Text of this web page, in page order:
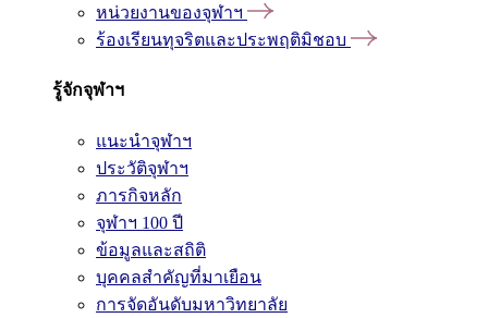
หน่วยงานของจุฬาฯ
ร้องเรียนทุจริตและประพฤติมิชอบ
รู้จักจุฬาฯ
แนะนำจุฬาฯ
ประวัติจุฬาฯ
ภารกิจหลัก
จุฬาฯ 100 ปี
ข้อมูลและสถิติ
บุคคลสำคัญที่มาเยือน
การจัดอันดับมหาวิทยาลัย